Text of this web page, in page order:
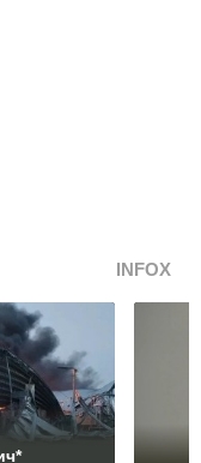
INFOX